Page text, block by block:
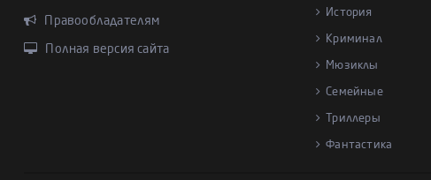
Правообладателям
Полная версия сайта
История
Криминал
Мюзиклы
Семейные
Триллеры
Фантастика